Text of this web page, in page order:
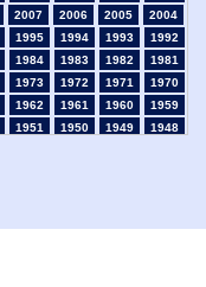
2007 2006 2005
2004
1995 1994 1993
1992
1984 1983 1982
1981
1973 1972 1971
1970
1962 1961 1960
1959
1951 1950 1949
1948